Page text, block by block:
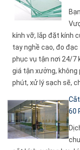
kính vỡ, lắp đặt kính
tay nghề cao, đo
phục vụ tận nơi 24/7
giá tận xưởng, không
phút, xử lý sạch sẽ,
60